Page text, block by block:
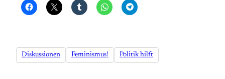
Diskussionen Feminismus! Politik hilft